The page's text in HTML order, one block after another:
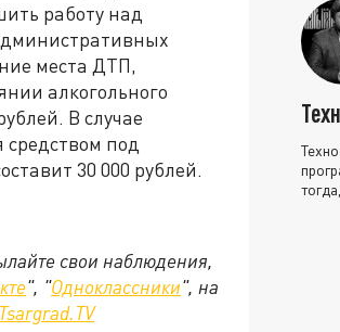
работу над
места ДТП,
алкогольного
В случае
под
30 000 рублей.
свои наблюдения,
", "Одноклассники", на